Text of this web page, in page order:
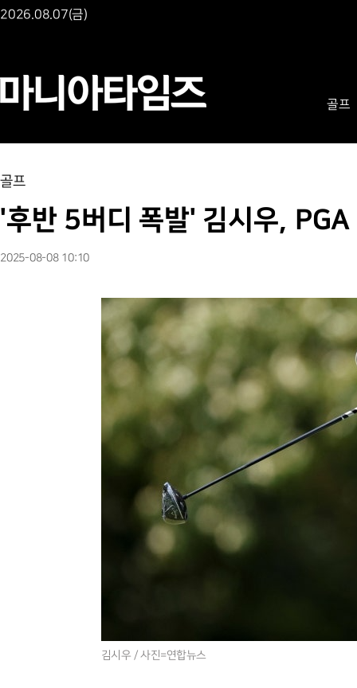
2026.08.07(금)
골프
골프
'후반 5버디 폭발' 김시우,
2025-08-08 10:10
김시우 / 사진=연합뉴스